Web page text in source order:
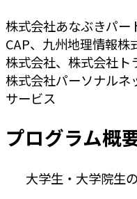
株式会社あなぶきパー
CAP、九州地理情報株
株式会社、株式会社ト
株式会社パーソナルネ
サービス
プログラム概
大学生・大学院生